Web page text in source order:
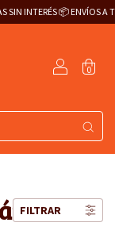
SIN INTERÉS 📦 ENVÍOS A
0
FILTRAR